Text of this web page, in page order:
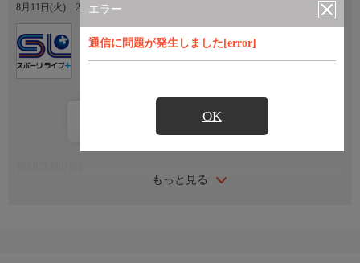
エラー
通信に問題が発生しました[error]
OK
8月11日(火) 22:00〜00:00
スポーツライブ＋
もっと見る
カレンダー登録
24時間プロレス・格闘技専門チャンネル「サムライTV」から厳